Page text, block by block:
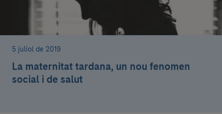
5 juliol de 2019
La maternitat tardana, un nou fenomen
social i de salut